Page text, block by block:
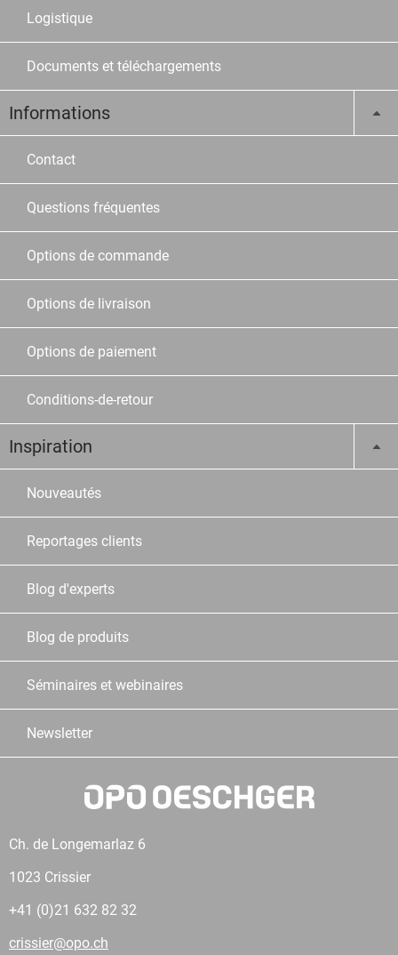
Logistique
Documents et téléchargements
Informations
Contact
Questions fréquentes
Options de commande
Options de livraison
Options de paiement
Conditions-de-retour
Inspiration
Nouveautés
Reportages clients
Blog d'experts
Blog de produits
Séminaires et webinaires
Newsletter
Ch. de Longemarlaz 6
1023 Crissier
+41 (0)21 632 82 32
crissier@opo.ch